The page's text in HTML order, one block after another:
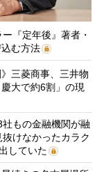
『定年後』著者・
む方法
三菱商事、三井物
大で約6割」の現
社もの金融機関が融
けなかったカラク
していた